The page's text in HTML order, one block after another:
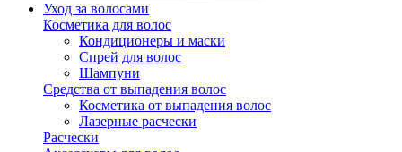
Уход за волосами
Косметика для волос
Кондиционеры и маски
Спрей для волос
Шампуни
Средства от выпадения волос
Косметика от выпадения волос
Лазерные расчески
Расчески